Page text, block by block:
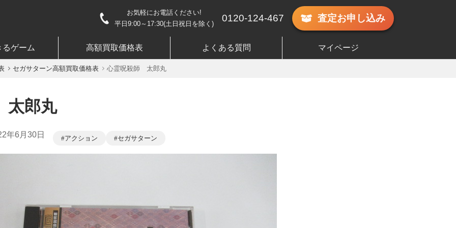
お気軽にお電話ください!
平日9:00～17:30(土日祝日を除く)
0120-124-467 査定お申し込み
ゲーム 高額買取価格表 よくある質問 マイページ
セガサターン高額買取価格表 心霊呪殺師 太郎丸
郎丸
年6月30日 アクション セガサターン